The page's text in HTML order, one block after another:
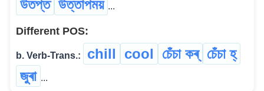
উতপ্ত উত্তাপময় ...
Different POS:
b. Verb-Trans.: chill cool চেঁচা কৰ্ চেঁচা হ্
জুৰা ...